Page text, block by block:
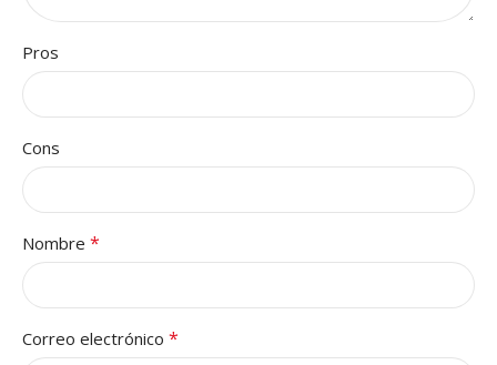
Pros
Cons
Nombre *
Correo electrónico *